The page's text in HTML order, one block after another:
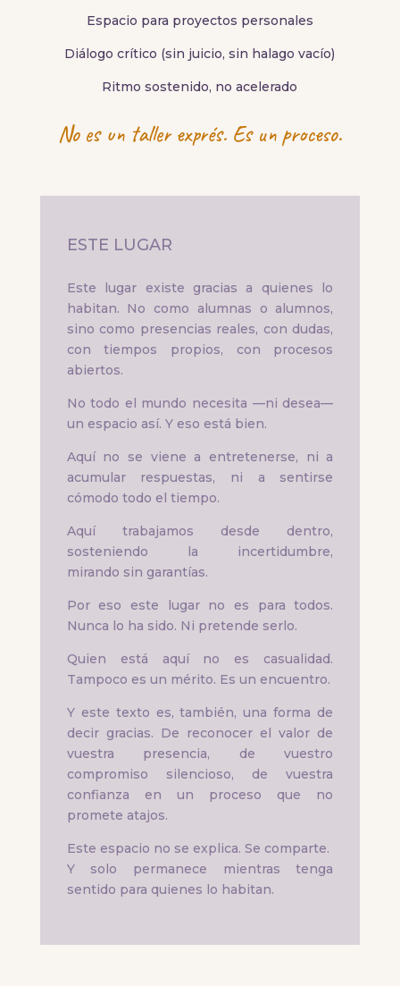
Espacio para proyectos personales
Diálogo crítico (sin juicio, sin halago vacío)
Ritmo sostenido, no acelerado
No es un taller exprés. Es un proceso.
ESTE LUGAR
Este lugar existe gracias a quienes lo
habitan. No como alumnas o alumnos,
sino como presencias reales, con dudas,
con tiempos propios, con procesos
abiertos.
No todo el mundo necesita —ni desea—
un espacio así. Y eso está bien.
Aquí no se viene a entretenerse, ni a
acumular respuestas, ni a sentirse
cómodo todo el tiempo.
Aquí trabajamos desde dentro,
sosteniendo la incertidumbre,
mirando sin garantías.
Por eso este lugar no es para todos.
Nunca lo ha sido. Ni pretende serlo.
Quien está aquí no es casualidad.
Tampoco es un mérito. Es un encuentro.
Y este texto es, también, una forma de
decir gracias. De reconocer el valor de
vuestra presencia, de vuestro
compromiso silencioso, de vuestra
confianza en un proceso que no
promete atajos.
Este espacio no se explica. Se comparte.
Y solo permanece mientras tenga
sentido para quienes lo habitan.